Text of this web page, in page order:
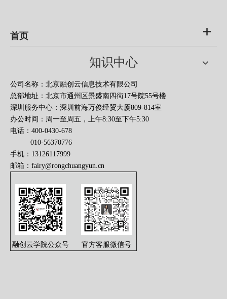
首页
知识中心
公司名称：北京融创云信息技术有限公司
总部地址：北京市通州区景盛南四街17号院55号楼
深圳服务中心：深圳前海万俊经贸大厦809-814室
办公时间：周一至周五，上午8:30至下午5:30
电话：400-0430-678
010-56370776
手机：13126117999
邮箱： fairy@rongchuangyun.cn
融创云学院公众号 官方客服微信号